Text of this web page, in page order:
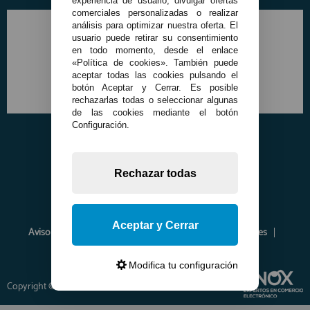
Aviso Legal Política de Privacidad
Política de Cookies
Envíos y Devoluciones
Opiniones
Copyright © 2026 www.francobordo.com
comerciales personalizadas o realizar
análisis para optimizar nuestra oferta. El
usuario puede retirar su consentimiento
en todo momento, desde el enlace
«Política de cookies». También puede
aceptar todas las cookies pulsando el
botón Aceptar y Cerrar. Es posible
rechazarlas todas o seleccionar algunas
de las cookies mediante el botón
Configuración.
Rechazar todas
Aceptar y Cerrar
Modifica tu configuración